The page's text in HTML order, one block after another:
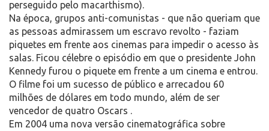
perseguido pelo macarthismo).
Na época, grupos anti-comunistas - que não queriam que
as pessoas admirassem um escravo revolto - faziam
piquetes em frente aos cinemas para impedir o acesso às
salas. Ficou célebre o episódio em que o presidente John
Kennedy furou o piquete em frente a um cinema e entrou.
O filme foi um sucesso de público e arrecadou 60
milhões de dólares em todo mundo, além de ser
vencedor de quatro Oscars .
Em 2004 uma nova versão cinematográfica sobre